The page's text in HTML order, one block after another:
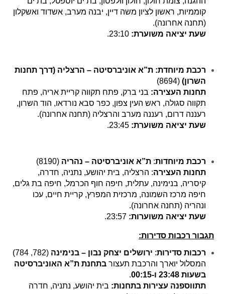
קוממיות, ראשון לציון משה דיין, יבנה מערב, אשדוד ואשקלון
(תחנה אחרונה).
שעת יציאה משוערת: 23:10.
רכבת מיוחדת: ת”א אוניברסיטה – הרצליה (דרך תחנות
השרון) (8694)
תחנות העצירה: בני ברק, פתח תקווה קריית אריה, פתח
תקווה סגולה, ראש העין צפון, כפר סבא נורדאו, הוד השרון,
רעננה דרום, רעננה מערב והרצליה (תחנה אחרונה).
שעת יציאה משוערת:
רכבת מיוחדות: ת”א אוניברסיטה – נהריה (8190)
תחנות העצירה: הרצליה, בית יהושע, נתניה, חדרה,
קיסריה, בנימינה, עתלית, חיפה חוף הכרמל, חיפה בת גלים,
חיפה מרכז השמונה, מרכזית המפרץ, קריית חיים, עכו
ונהריה (תחנה אחרונה).
שעת יציאה משוערות: 23:57.
תגבור רכבות סדירות:
רכבות סדירות: ירושלים יצחק נבון – בנימינה (782, 784)
המסלול יוארך והרכבת תעצור בתחנת ת”א האוניברסיטה
בשעות 23:48 ו-00:15
.
תתווספנה עצירות בתחנות: בית יהושע, נתניה, חדרה